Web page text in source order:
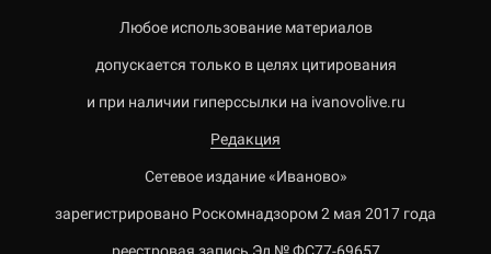
Любое использование материалов
допускается только в целях цитирования
и при наличии гиперссылки на ivanovolive.ru
Редакция
Сетевое издание «Иваново»
зарегистрировано Роскомнадзором 2 мая 2017 года